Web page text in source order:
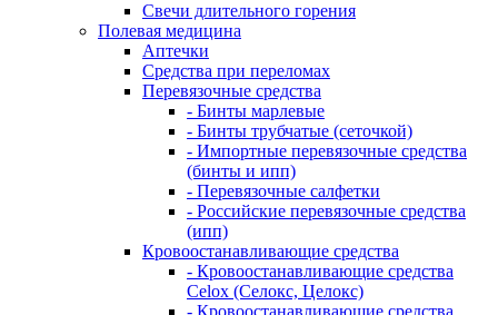
Свечи длительного горения
Полевая медицина
Аптечки
Средства при переломах
Перевязочные средства
- Бинты марлевые
- Бинты трубчатые (сеточкой)
- Импортные перевязочные средства
(бинты и ипп)
- Перевязочные салфетки
- Российские перевязочные средства
(ипп)
Кровоостанавливающие средства
- Кровоостанавливающие средства
Celox (Селокс, Целокс)
- Кровоостанавливающие средства